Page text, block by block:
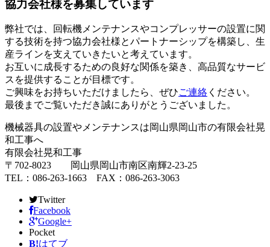
協力会社様を募集しています
弊社では、回転機メンテナンスやコンプレッサーの設置に関
する技術を持つ協力会社様とパートナーシップを構築し、生
産ラインを支えていきたいと考えています。
お互いに成長するための良好な関係を築き、高品質なサービ
スを提供することが目標です。
ご興味をお持ちいただけましたら、ぜひご連絡 ください。
最後までご覧いただき誠にありがとうございました。
機械器具の設置やメンテナンスは岡山県岡山市の有限会社晃
和工事へ
有限会社晃和工事
〒702-8023 岡山県岡山市南区南輝2-23-25
TEL：086-263-1663 FAX：086-263-3063
Twitter
Facebook
Google+
Pocket
B!はてブ